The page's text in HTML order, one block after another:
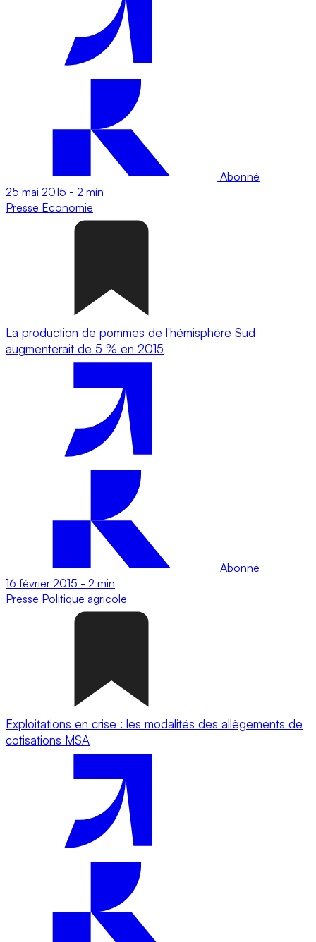
Abonné
25 mai 2015 - 2 min
Presse Economie
La production de pommes de l'hémisphère Sud
augmenterait de 5 % en 2015
Abonné
16 février 2015 - 2 min
Presse Politique agricole
Exploitations en crise : les modalités des allègements de
cotisations MSA